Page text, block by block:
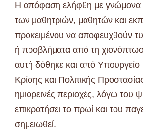
Η απόφαση ελήφθη με γνώμονα
των μαθητριών, μαθητών και
προκειμένου να αποφευχθούν
ή προβλήματα από τη
αυτή δόθηκε και από Υπουργείο
Κρίσης και Πολιτικής Προστασίας
ημιορεινές περιοχές, λόγω του
επικρατήσει το πρωί και του
σημειωθεί.